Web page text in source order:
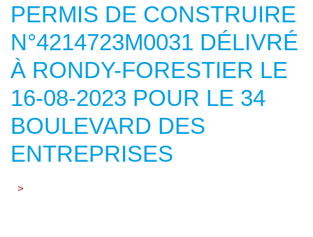
PERMIS DE CONSTRUIRE
N°4214723M0031 DÉLIVRÉ
À RONDY-FORESTIER LE
16-08-2023 POUR LE 34
BOULEVARD DES
ENTREPRISES
>